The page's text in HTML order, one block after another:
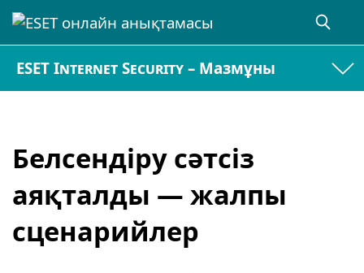
ESET Internet Security – Мазмұны
Белсендіру сәтсіз
аяқталды — жалпы
сценарийлер